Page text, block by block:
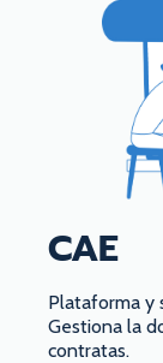
CAE
Plataforma y
Gestiona la
contratas.